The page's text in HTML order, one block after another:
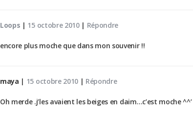
Loops | 15 octobre 2010| Répondre
encore plus moche que dans mon souvenir !!
maya | 15 octobre 2010 | Répondre
Oh merde .j’les avaient les beiges en daim…c’est moche ^^’